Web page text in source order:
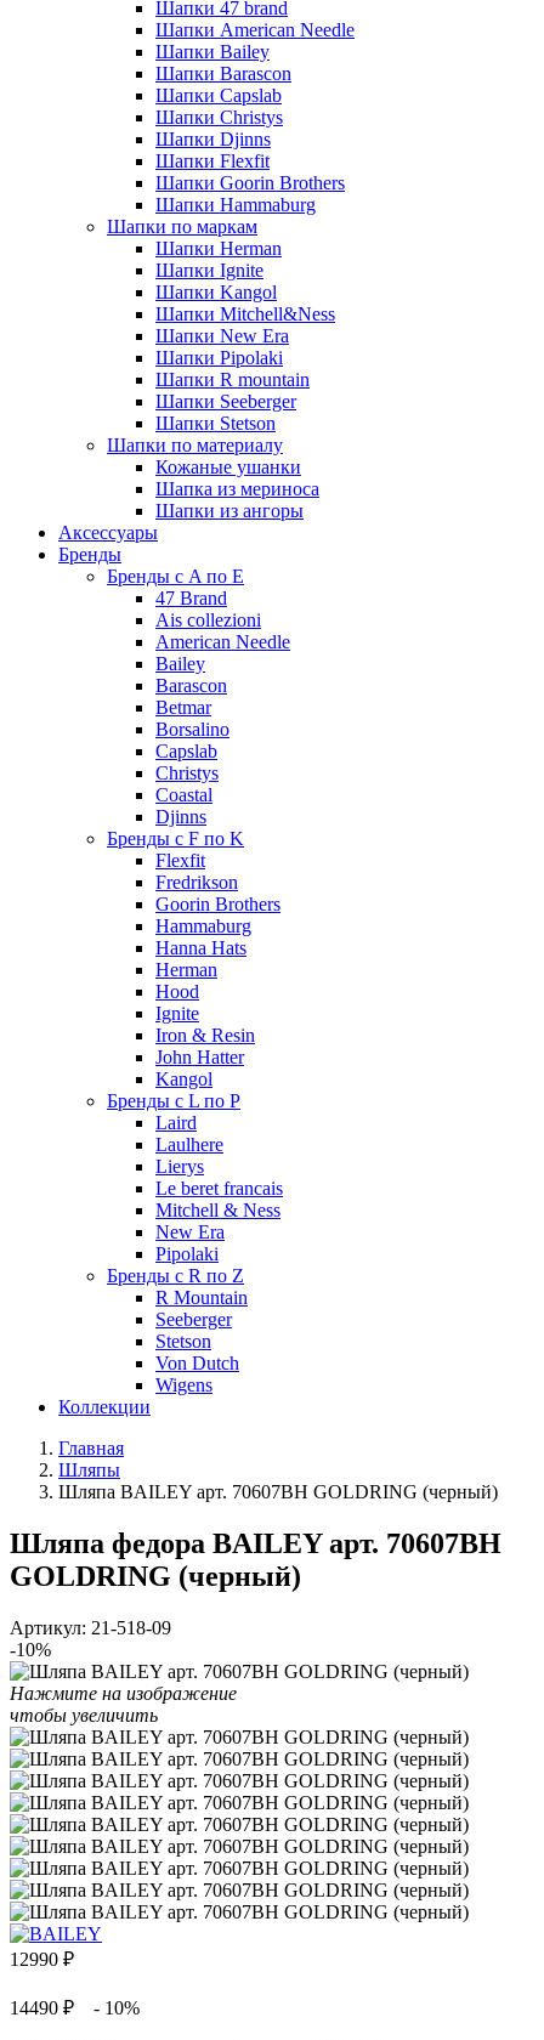
Шапки 47 brand
Шапки American Needle
Шапки Bailey
Шапки Barascon
Шапки Capslab
Шапки Christys
Шапки Djinns
Шапки Flexfit
Шапки Goorin Brothers
Шапки Hammaburg
Шапки по маркам
Шапки Herman
Шапки Ignite
Шапки Kangol
Шапки Mitchell&Ness
Шапки New Era
Шапки Pipolaki
Шапки R mountain
Шапки Seeberger
Шапки Stetson
Шапки по материалу
Кожаные ушанки
Шапка из мериноса
Шапки из ангоры
Аксессуары
Бренды
Бренды с A по E
47 Brand
Ais collezioni
American Needle
Bailey
Barascon
Betmar
Borsalino
Capslab
Christys
Coastal
Djinns
Бренды с F по K
Flexfit
Fredrikson
Goorin Brothers
Hammaburg
Hanna Hats
Herman
Hood
Ignite
Iron & Resin
John Hatter
Kangol
Бренды с L по P
Laird
Laulhere
Lierys
Le beret francais
Mitchell & Ness
New Era
Pipolaki
Бренды с R по Z
R Mountain
Seeberger
Stetson
Von Dutch
Wigens
Коллекции
Главная
Шляпы
Шляпа BAILEY арт. 70607BH GOLDRING (черный)
Шляпа федора BAILEY арт. 70607BH
GOLDRING (черный)
Артикул: 21-518-09
-10%
Нажмите на изображение
чтобы увеличить
12990 ₽
14490 ₽ - 10%